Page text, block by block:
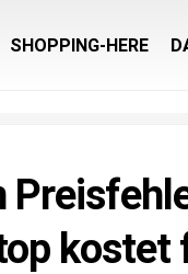
SHOPPING-HERE
kostet